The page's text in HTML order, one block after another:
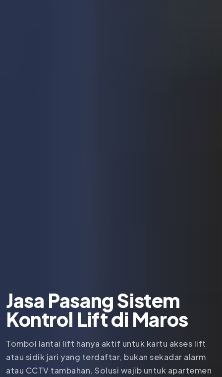
Jasa Pasang Sistem
Kontrol Lift di Maros
Tombol lantai lift hanya aktif untuk kartu akses lift
atau sidik jari yang terdaftar, bukan sekadar alarm
atau CCTV tambahan. Solusi wajib untuk apartemen